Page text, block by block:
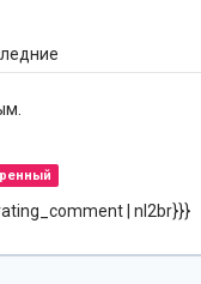
| nl2br}}}